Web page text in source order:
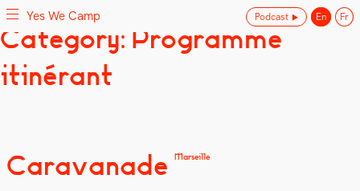
to
content
Yes We Camp
Utilisation inventive des espaces disponibles
Category: Programme
itinérant
Caravanade Marseille
Yes We Camp Podcast En Fr